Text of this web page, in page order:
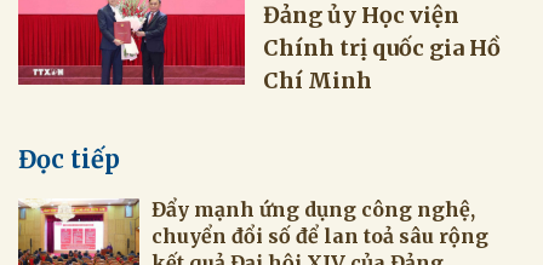
Đảng ủy Học viện
Chính trị quốc gia Hồ
Chí Minh
Đọc tiếp
Đẩy mạnh ứng dụng công nghệ,
chuyển đổi số để lan toả sâu rộng